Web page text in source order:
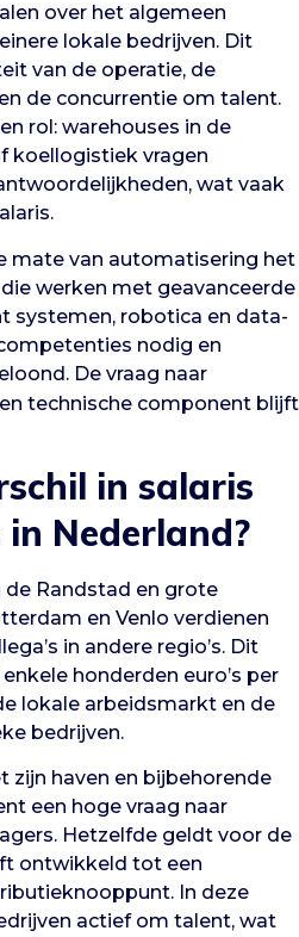
over het algemeen
lokale bedrijven. Dit
van de operatie, de
de concurrentie om talent.
rol: warehouses in de
koellogistiek vragen
wat vaak
mate van automatisering het
werken met geavanceerde
systemen, robotica en data-
nodig en
De vraag naar
technische component blijft
in salaris
in Nederland?
de Randstad en grote
en Venlo verdienen
in andere regio’s. Dit
honderden euro’s per
lokale arbeidsmarkt en de
bedrijven.
zijn haven en bijbehorende
een hoge vraag naar
Hetzelfde geldt voor de
ontwikkeld tot een
In deze
actief om talent, wat